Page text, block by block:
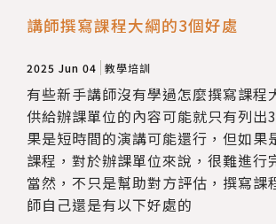
講師撰寫課程大綱的3個好處
2025 Jun 04 教學培訓
有些新手講師沒有學過怎麼撰寫課程
供給辦課單位的內容可能就只有列出
果是短時間的演講可能還行，但如果
課程，對於辦課單位來說，很難進行
當然，不只是幫助對方評估，撰寫課
師自己還是有以下好處的